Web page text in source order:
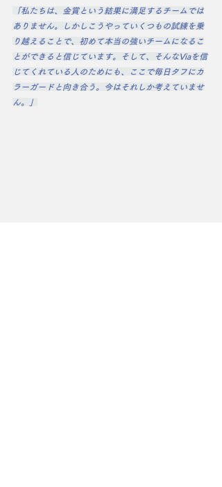
「私たちは、金賞という結果に満足するチームでは
ありません。しかしこうやっていくつもの試練を乗
り越えることで、初めて本当の強いチームになるこ
とができると信じています。そして、そんなViaを信
じてくれている人のためにも、ここで毎日タフにカ
ラーガードと向き合う。今はそれしか考えていませ
ん。」